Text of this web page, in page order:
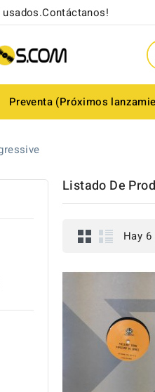
Preventa (Próximos
Listado De
Hay